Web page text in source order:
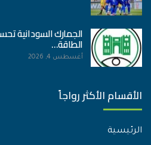
الجمارك السودانية
الطاقة…
أغسطس 4, 2026
الأقسام الأكثر رواجاً
الرئيسية